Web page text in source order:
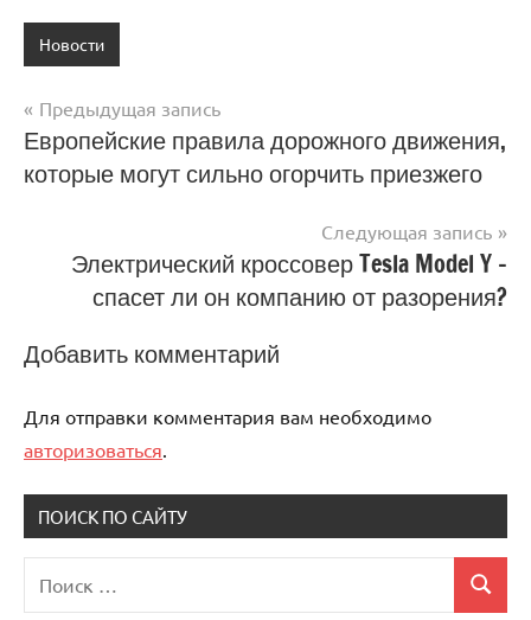
Новости
Навигация
по
Предыдущая запись
Европейские правила дорожного движения,
которые могут сильно огорчить приезжего
Следующая запись
Электрический кроссовер Tesla Model Y –
спасет ли он компанию от разорения?
Добавить комментарий
Для отправки комментария вам необходимо
авторизоваться
ПОИСК ПО САЙТУ
для:
Поиск